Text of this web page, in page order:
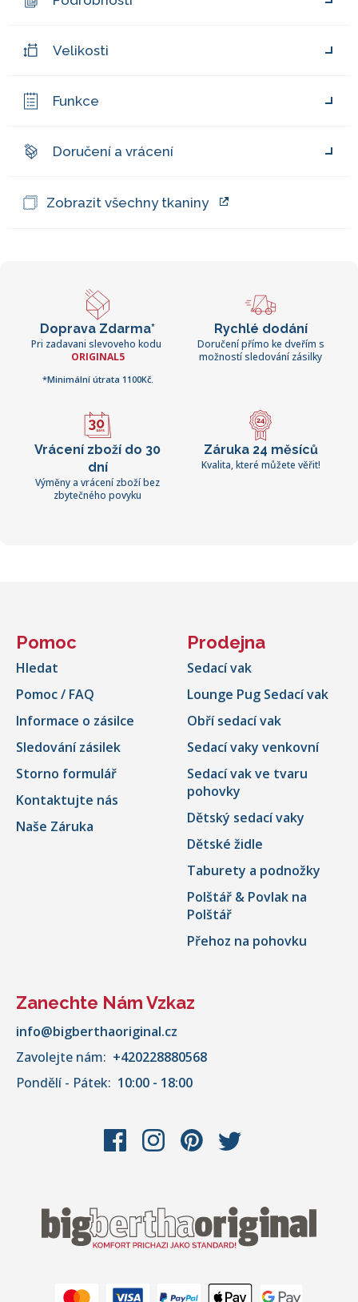
Velikosti
Funkce
Doručení a vrácení
Zobrazit všechny tkaniny
Doprava Zdarma*
Pri zadavani slevoveho kodu
ORIGINAL5
*Minimální útrata 1100Kč.
Rychlé dodání
Doručení přímo ke dveřím s
možností sledování zásilky
Vrácení zboží do 30
dní
Výměny a vrácení zboží bez
zbytečného povyku
Záruka 24 měsíců
Kvalita, které můžete věřit!
Pomoc
Hledat
Pomoc / FAQ
Informace o zásilce
Sledování zásilek
Storno formulář
Kontaktujte nás
Naše Záruka
Prodejna
Sedací vak
Lounge Pug Sedací vak
Obří sedací vak
Sedací vaky venkovní
Sedací vak ve tvaru
pohovky
Dětský sedací vaky
Dětské židle
Taburety a podnožky
Polštář & Povlak na
Polštář
Přehoz na pohovku
Zanechte Nám Vzkaz
info@bigberthaoriginal.cz
Zavolejte nám: +420228880568
Pondělí - Pátek: 10:00 - 18:00